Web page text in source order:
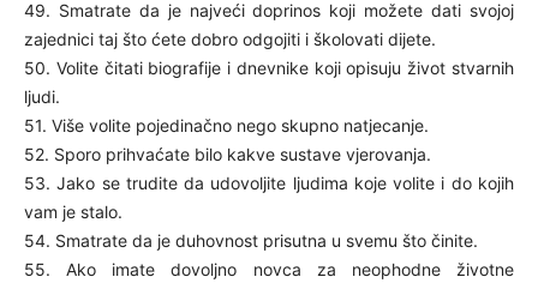
49. Smatrate da je najveći doprinos koji možete dati svojoj
zajednici taj što ćete dobro odgojiti i školovati dijete.
50. Volite čitati biografije i dnevnike koji opisuju život stvarnih
ljudi.
51. Više volite pojedinačno nego skupno natjecanje.
52. Sporo prihvaćate bilo kakve sustave vjerovanja.
53. Jako se trudite da udovoljite ljudima koje volite i do kojih
vam je stalo.
54. Smatrate da je duhovnost prisutna u svemu što činite.
55. Ako imate dovoljno novca za neophodne životne